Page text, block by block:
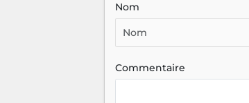
Nom
Commentaire